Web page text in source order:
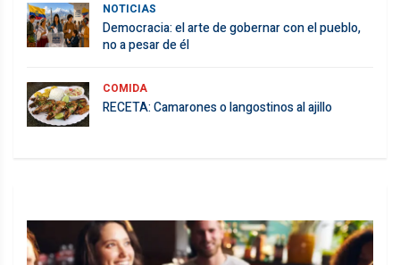
NOTICIAS
Democracia: el arte de gobernar con el pueblo,
no a pesar de él
COMIDA
RECETA: Camarones o langostinos al ajillo